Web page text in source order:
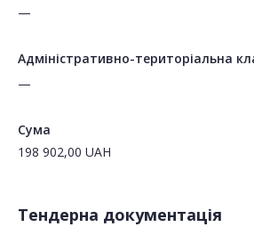
—
Адміністративно-територіальна
—
Сума
198 902,00 UAH
Тендерна документація